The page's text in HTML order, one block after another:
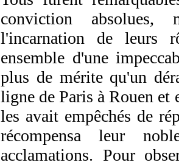
conviction
l'incarnation de leurs
ensemble d'une
plus de mérite qu'un
ligne de Paris à Rouen et
les avait empêchés de
récompensa leur
acclamations. Pour